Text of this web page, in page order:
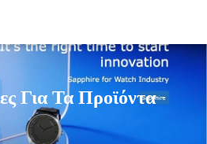
Για Τα Προϊόντα